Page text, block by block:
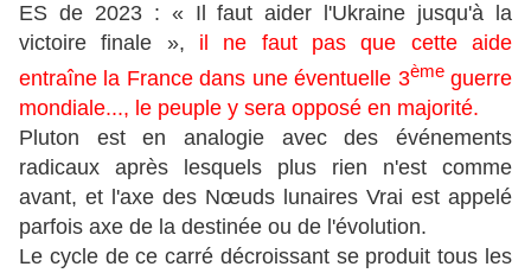
ES de 2023 : « Il faut aider l'Ukraine jusqu'à la
victoire finale », il ne faut pas que cette aide
entraîne la France dans une éventuelle 3èmeguerre
mondiale..., le peuple y sera opposé en majorité.
Pluton est en analogie avec des événements
radicaux après lesquels plus rien n'est comme
avant, et l'axe des Nœuds lunaires Vrai est appelé
parfois axe de la destinée ou de l'évolution.
Le cycle de ce carré décroissant se produit tous les